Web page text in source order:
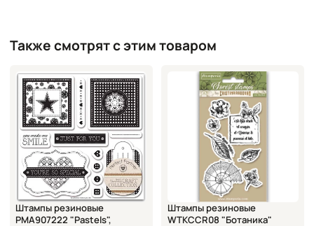
Также смотрят с этим товаром
Штампы резиновые
PMA907222 "Pastels",
Штампы резиновые
WTKCCR08 "Ботаника"